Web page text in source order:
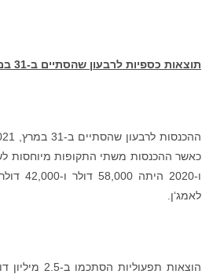
תוצאות כספיות לרבעון שהסתיים ב-31 במרץ, 2021
ו-
לאמג‘ן.